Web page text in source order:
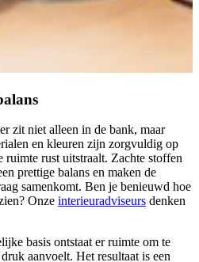
zit niet alleen in de bank, maar
en kleuren zijn zorgvuldig op
ruimte rust uitstraalt. Zachte stoffen
prettige balans en maken de
samenkomt. Ben je benieuwd hoe
Onze interieuradviseurs denken
basis ontstaat er ruimte om te
aanvoelt. Het resultaat is een